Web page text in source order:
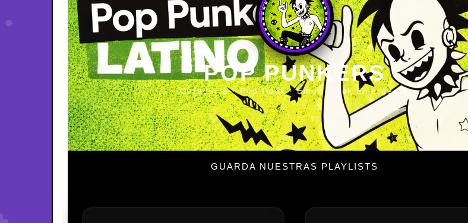
POP PUNKERS
Curaduría · Pop Punk · Emo · Rock Emergente
GUARDA NUESTRAS PLAYLISTS